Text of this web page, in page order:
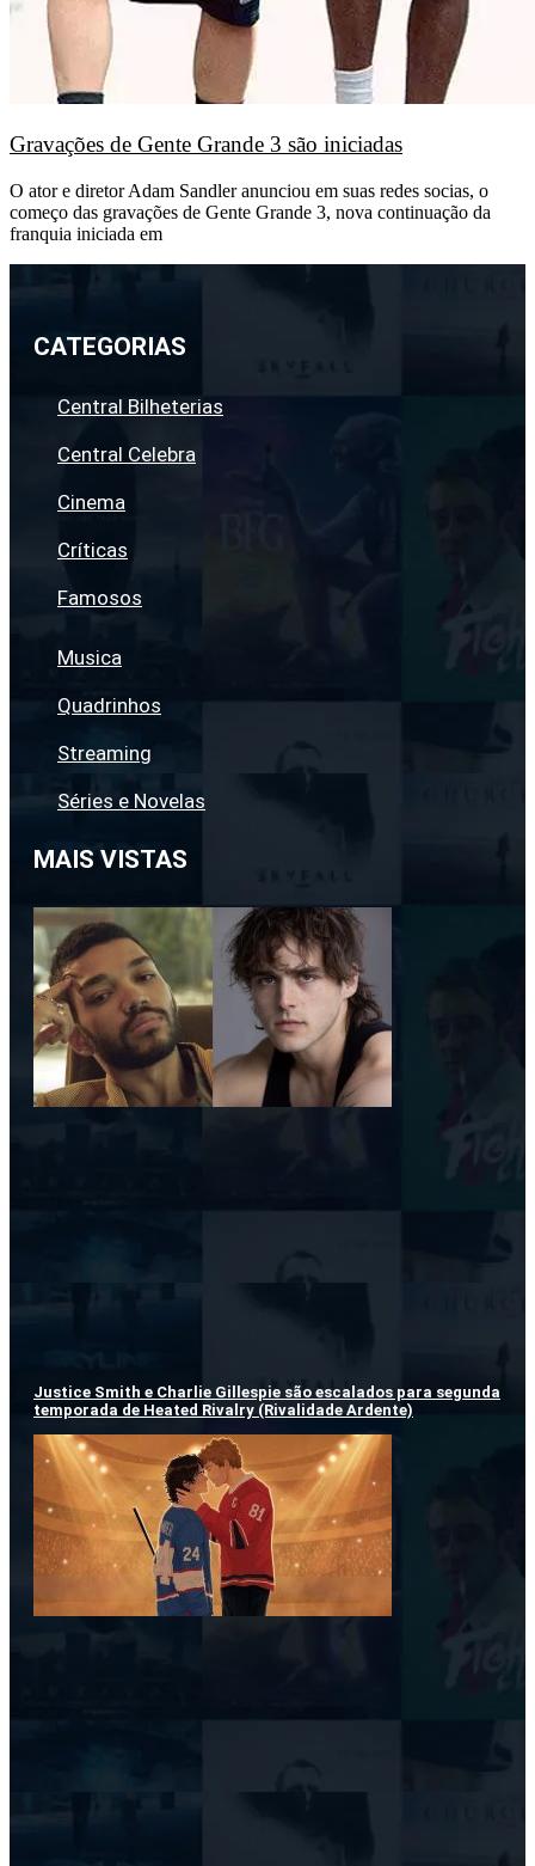
Gravações de Gente Grande 3 são iniciadas
O ator e diretor Adam Sandler anunciou em suas redes socias, o
começo das gravações de Gente Grande 3, nova continuação da
franquia iniciada em
CATEGORIAS
Central Bilheterias
Central Celebra
Cinema
Críticas
Famosos
Musica
Quadrinhos
Streaming
Séries e Novelas
MAIS VISTAS
Justice Smith e Charlie Gillespie são escalados para segunda
temporada de Heated Rivalry (Rivalidade Ardente)